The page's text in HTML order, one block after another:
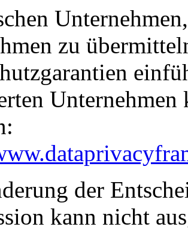
zu
der
kann nicht